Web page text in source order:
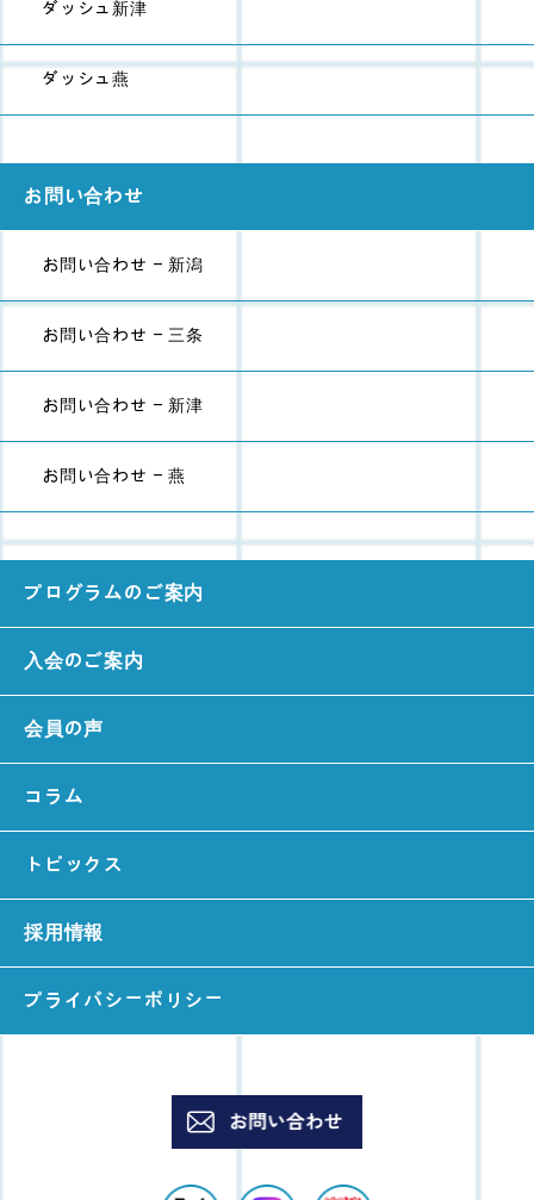
ダッシュ新津
ダッシュ燕
お問い合わせ
お問い合わせ - 新潟
お問い合わせ - 三条
お問い合わせ - 新津
お問い合わせ - 燕
プログラムのご案内
入会のご案内
会員の声
コラム
トピックス
採用情報
プライバシーポリシー